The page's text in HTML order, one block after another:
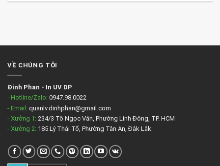
VỀ CHÚNG TÔI
Đinh Phan - In UV DP
- Hotline/Zalo: 0947.98.0022
- Email: quanlv.dinhphan@gmail.com
- Xưởng 1: 234/3 Tô Ngọc Vân, Phường Linh Đông, TP. HCM
- Xưởng 2: 185 Lý Thái Tổ, Phường Tân An, Đắk Lắk